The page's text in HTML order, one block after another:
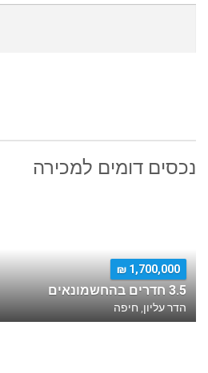
נכסים דומים למכירה
1,700,000 ₪
3.5 חדרים בהחשמונאים
הדר עליון, חיפה